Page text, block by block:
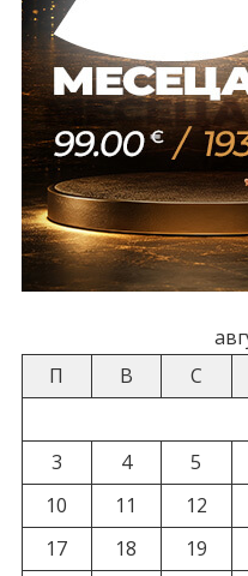
П
В С
3
4 5
10
11 12
17
18 19